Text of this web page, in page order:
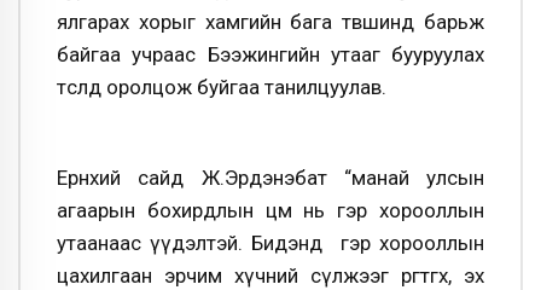
ялгарах хорыг хамгийн бага төвшинд барьж
байгаа учраас Бээжингийн утааг бууруулах
төсөлд оролцож буйгаа танилцуулав.
Ерөнхий сайд Ж.Эрдэнэбат “манай улсын
агаарын бохирдлын цөм нь гэр хорооллын
утаанаас үүдэлтэй. Бидэнд гэр хорооллын
цахилгаан эрчим хүчний сүлжээг өргөтгөх, эх